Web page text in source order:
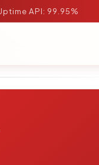
API: 99.95%